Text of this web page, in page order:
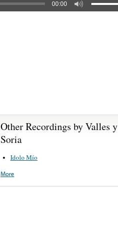
00:00
Other Recordings by Valles y
Soria
Idolo Mío
More